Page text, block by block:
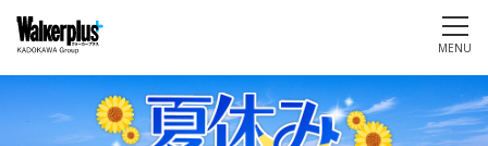
MENU